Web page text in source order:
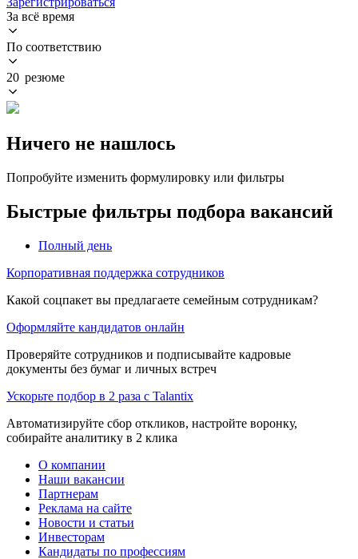
За всё время
По соответствию
20 резюме
Ничего не нашлось
Попробуйте изменить формулировку или фильтры
Быстрые фильтры подбора вакансий
Полный день
Корпоративная поддержка сотрудников
Какой соцпакет вы предлагаете семейным сотрудникам?
Оформляйте кандидатов онлайн
Проверяйте сотрудников и подписывайте кадровые
документы без бумаг и личных встреч
Ускорьте подбор в 2 раза с Talantix
Автоматизируйте сбор откликов, настройте воронку,
собирайте аналитику в 2 клика
О компании
Наши вакансии
Партнерам
Реклама на сайте
Новости и статьи
Инвесторам
Кандидаты по профессиям